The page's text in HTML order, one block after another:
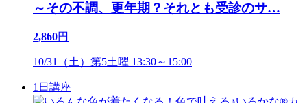
～その不調、更年期？それとも受診のサ…
2,860円
10/31（土）第5土曜 13:30～15:00
1日講座